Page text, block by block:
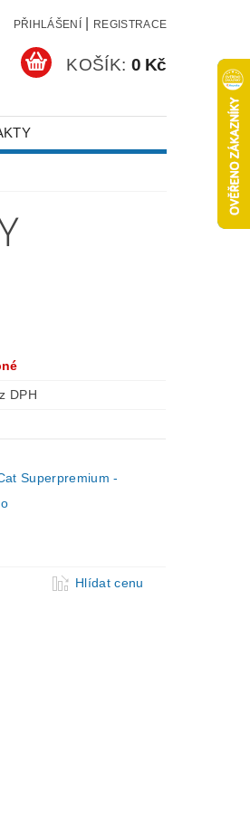
PŘIHLÁŠENÍ REGISTRACE
KOŠÍK: 0 Kč
bez DPH
Superpremium -
Hlídat cenu